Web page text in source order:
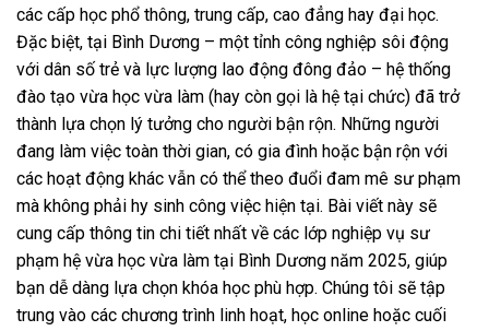
các cấp học phổ thông, trung cấp, cao đẳng hay đại học.
Đặc biệt, tại Bình Dương – một tỉnh công nghiệp sôi động
với dân số trẻ và lực lượng lao động đông đảo – hệ thống
đào tạo vừa học vừa làm (hay còn gọi là hệ tại chức) đã trở
thành lựa chọn lý tưởng cho người bận rộn. Những người
đang làm việc toàn thời gian, có gia đình hoặc bận rộn với
các hoạt động khác vẫn có thể theo đuổi đam mê sư phạm
mà không phải hy sinh công việc hiện tại. Bài viết này sẽ
cung cấp thông tin chi tiết nhất về các lớp nghiệp vụ sư
phạm hệ vừa học vừa làm tại Bình Dương năm 2025, giúp
bạn dễ dàng lựa chọn khóa học phù hợp. Chúng tôi sẽ tập
trung vào các chương trình linh hoạt, học online hoặc cuối